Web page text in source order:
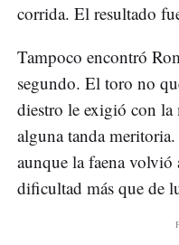
corrida. El resultado
Tampoco encontró
segundo. El toro no
diestro le exigió con
alguna tanda
aunque la faena volvió
dificultad más que de